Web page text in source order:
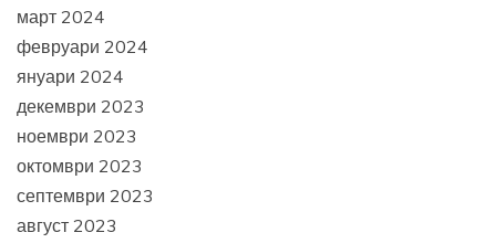
март 2024
февруари 2024
януари 2024
декември 2023
ноември 2023
октомври 2023
септември 2023
август 2023